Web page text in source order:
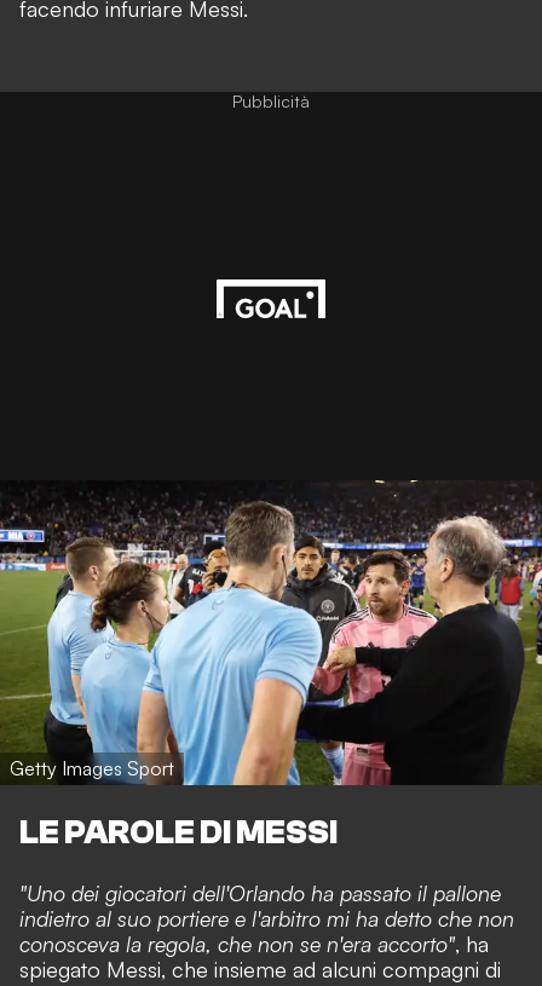
facendo infuriare Messi.
Pubblicità
Getty Images Sport
LE PAROLE DI MESSI
"Uno dei giocatori dell'Orlando ha passato il pallone
indietro al suo portiere e l'arbitro mi ha detto che non
conosceva la regola, che non se n'era accorto", ha
spiegato Messi, che insieme ad alcuni compagni di